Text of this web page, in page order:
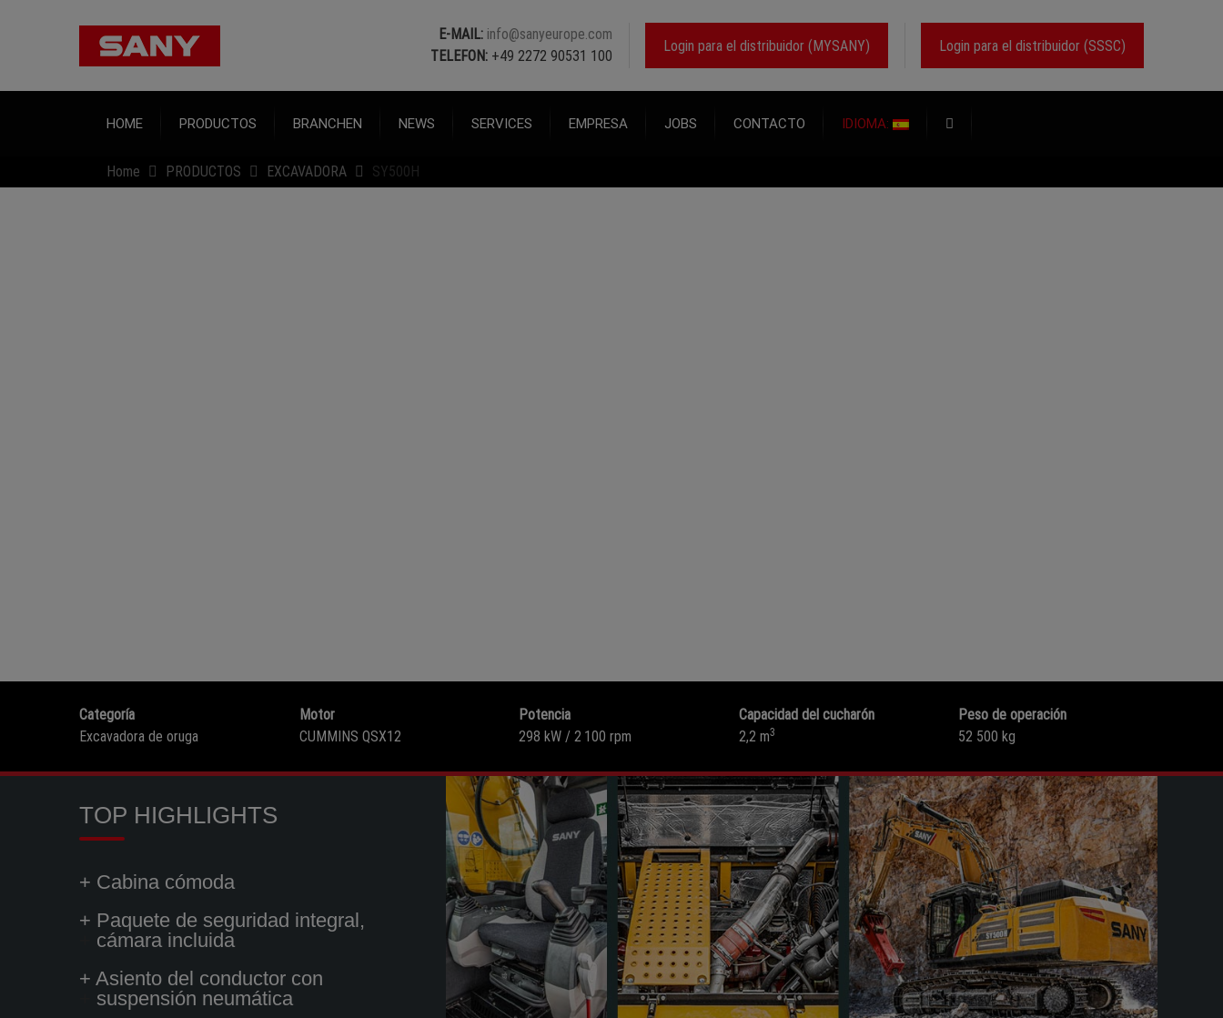
Login para el distribuidor (SSSC)
Login para el distribuidor (MYSANY)
E-MAIL: info@sanyeurope.com
TELEFON: +49 2272 90531 100
HOME PRODUCTOS BRANCHEN NEWS SERVICES EMPRESA JOBS CONTACTO IDIOMA:
Home PRODUCTOS EXCAVADORA SY500H
Categoría
Excavadora de oruga
Motor
CUMMINS QSX12
Potencia
298 kW / 2 100 rpm
Capacidad del cucharón
2,2 m3
Peso de operación
52 500 kg
TOP HIGHLIGHTS
+ Cabina cómoda
+ Paquete de seguridad integral,
cámara incluida
+ Asiento del conductor con
suspensión neumática